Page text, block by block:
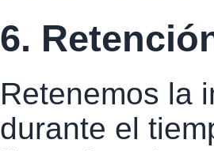
6.
Retenemos la
durante el